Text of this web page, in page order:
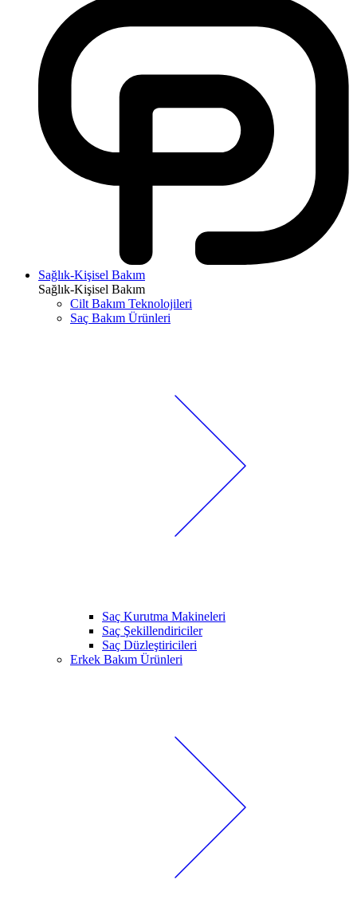
Sağlık-Kişisel Bakım
Sağlık-Kişisel Bakım
Cilt Bakım Teknolojileri
Saç Bakım Ürünleri
Saç Kurutma Makineleri
Saç Şekillendiriciler
Saç Düzleştiricileri
Erkek Bakım Ürünleri